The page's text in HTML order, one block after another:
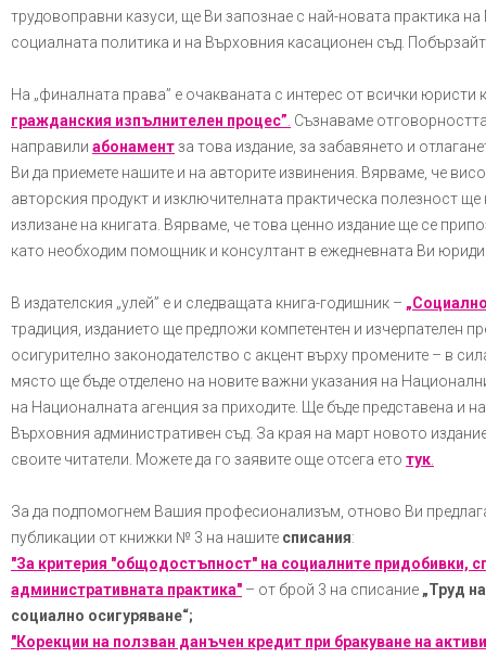
трудовоправни казуси, ще Ви запознае с най-новата практика
социалната политика и на Върховния касационен съд.
На „финалната права” е очакваната с интерес от всички юристи
гражданския изпълнителен процес” Съзнаваме
направили абонаментза това издание, за забавянето и
Ви да приемете нашите и на авторите извинения. Вярваме, че
авторския продукт и изключителната практическа полезност
излизане на книгата. Вярваме, че това ценно издание ще се
като необходим помощник и консултант в ежедневната Ви
В издателския „улей” е и следващата книга-годишник –
традиция, изданието ще предложи компетентен и изчерпателен
осигурително законодателство с акцент върху промените – в
място ще бъде отделено на новите важни указания на
на Националната агенция за приходите. Ще бъде представена и
Върховния административен съд. За края на март новото
своите читатели. Можете да го заявите още отсега ето тук
За да подпомогнем Вашия професионализъм, отново Ви
публикации от книжки № 3 на нашите списания:
"За критерия "общодостъпност" на социалните придобивки,
административната практика" – от брой 3 на списание „Труд
социално осигуряване“;
"Корекции на ползван данъчен кредит при бракуване на